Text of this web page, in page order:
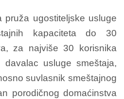
pruža ugostiteljske usluge
kapaciteta do 30
za najviše 30 korisnika
usluge smeštaja,
suvlasnik smeštajnog
porodičnog domaćinstva